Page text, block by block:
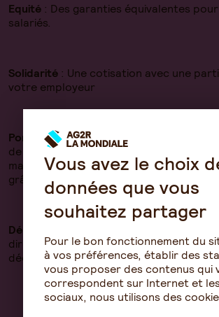
Equité : Des garanties équivalentes
salariés.
Solidarité : Une cotisation avec une
votre employeur
Portabilité des droits: En cas de
de travail, les garanties Prévoyance
maintenues pour une durée maximale de
grâce au dispositif de portabilité des
Démarches simplifiées
directement en ligne, ses bénéficiaires
décès.
Vous avez le choix
données que vous
souhaitez partager
Pour le bon fonctionnement du
à vos préférences, établir des
vous proposer des contenus qui
correspondent sur Internet et
sociaux, nous utilisons des